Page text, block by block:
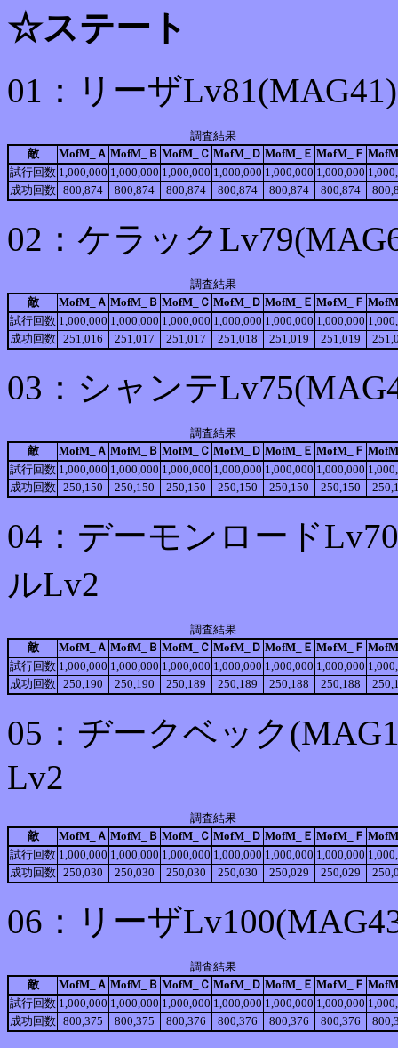
☆ステート
01：リーザ
調査結果
敵
MofM_Ａ MofM_Ｂ MofM_Ｃ MofM_Ｄ MofM_Ｅ MofM_Ｆ
試行回数 1,000,000 1,000,000 1,000,000 1,000,000 1,000,000 1,000,000
成功回数 800,874 800,874 800,874 800,874 800,874 800,874
02：ケラック
調査結果
敵
MofM_Ａ MofM_Ｂ MofM_Ｃ MofM_Ｄ MofM_Ｅ MofM_Ｆ
試行回数 1,000,000 1,000,000 1,000,000 1,000,000 1,000,000 1,000,000
成功回数 251,016 251,017 251,017 251,018 251,019 251,019
03：シャンテ
調査結果
敵
MofM_Ａ MofM_Ｂ MofM_Ｃ MofM_Ｄ MofM_Ｅ MofM_Ｆ
試行回数 1,000,000 1,000,000 1,000,000 1,000,000 1,000,000 1,000,000
成功回数 250,150 250,150 250,150 250,150 250,150 250,150
04：デーモンロード
ルLv2
調査結果
敵
MofM_Ａ MofM_Ｂ MofM_Ｃ MofM_Ｄ MofM_Ｅ MofM_Ｆ
試行回数 1,000,000 1,000,000 1,000,000 1,000,000 1,000,000 1,000,000
成功回数 250,190 250,190 250,189 250,189 250,188 250,188
05：ヂークベック
Lv2
調査結果
敵
MofM_Ａ MofM_Ｂ MofM_Ｃ MofM_Ｄ MofM_Ｅ MofM_Ｆ
試行回数 1,000,000 1,000,000 1,000,000 1,000,000 1,000,000 1,000,000
成功回数 250,030 250,030 250,030 250,030 250,029 250,029
06：リーザ
調査結果
敵
MofM_Ａ MofM_Ｂ MofM_Ｃ MofM_Ｄ MofM_Ｅ MofM_Ｆ
試行回数 1,000,000 1,000,000 1,000,000 1,000,000 1,000,000 1,000,000
成功回数 800,375 800,375 800,376 800,376 800,376 800,376